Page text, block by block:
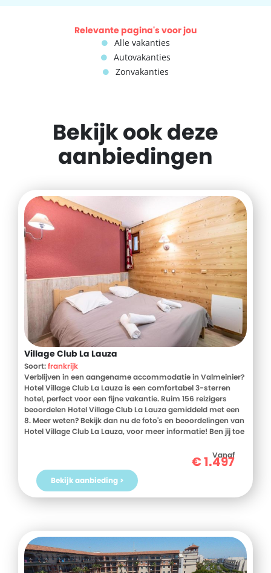
Relevante pagina's voor jou
Alle vakanties
Autovakanties
Zonvakanties
Bekijk ook deze
aanbiedingen
Village Club La Lauza
Soort:frankrijk
Verblijven in een aangename accommodatie in Valmeinier?
Hotel Village Club La Lauza is een comfortabel 3-sterren
hotel, perfect voor een fijne vakantie. Ruim 156 reizigers
beoordelen Hotel Village Club La Lauza gemiddeld met een
8. Meer weten? Bekijk dan nu de foto's en beoordelingen van
Hotel Village Club La Lauza, voor meer informatie! Ben jij toe
Vanaf
€1.497
Bekijk aanbieding >